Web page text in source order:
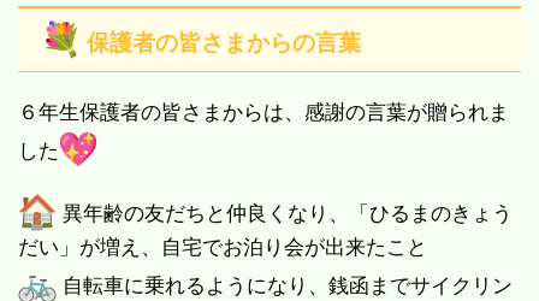
保護者の皆さまからの言葉
６年生保護者の皆さまからは、感謝の言葉が贈られま
した
異年齢の友だちと仲良くなり、「ひるまのきょう
だい」が増え、自宅でお泊り会が出来たこと
自転車に乗れるようになり、銭函までサイクリン